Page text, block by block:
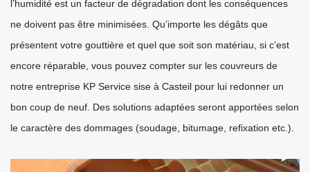
l’humidité est un facteur de dégradation dont les conséquences
ne doivent pas être minimisées. Qu’importe les dégâts que
présentent votre gouttière et quel que soit son matériau, si c’est
encore réparable, vous pouvez compter sur les couvreurs de
notre entreprise KP Service sise à Casteil pour lui redonner un
bon coup de neuf. Des solutions adaptées seront apportées selon
le caractère des dommages (soudage, bitumage, refixation etc.).